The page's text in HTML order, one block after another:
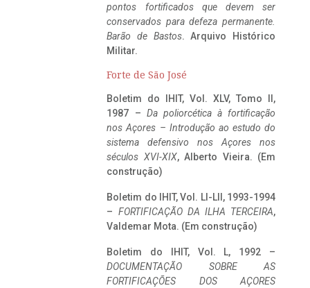
pontos fortificados que devem ser
conservados para defeza permanente.
Barão de Bastos. Arquivo Histórico
Militar.
Forte de São José
Boletim do IHIT, Vol. XLV, Tomo II,
1987 – Da poliorcética à fortificação
nos Açores – Introdução ao estudo do
sistema defensivo nos Açores nos
séculos XVI-XIX, Alberto Vieira. (Em
construção)
Boletim do IHIT, Vol. LI-LII, 1993-1994
– FORTIFICAÇÃO DA ILHA TERCEIRA,
Valdemar Mota. (Em construção)
Boletim do IHIT, Vol. L, 1992 –
DOCUMENTAÇÃO SOBRE AS
FORTIFICAÇÕES DOS AÇORES